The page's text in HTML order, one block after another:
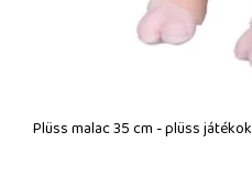
Plüss malac 35 cm - plüss játékok